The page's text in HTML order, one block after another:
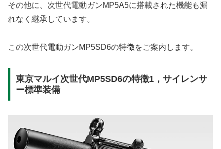
その他に、次世代電動ガンMP5A5に搭載された機能も漏
れなく継承しています。
この次世代電動ガンMP5SD6の特徴をご案内します。
東京マルイ次世代MP5SD6の特徴1，サイレンサ
ー標準装備